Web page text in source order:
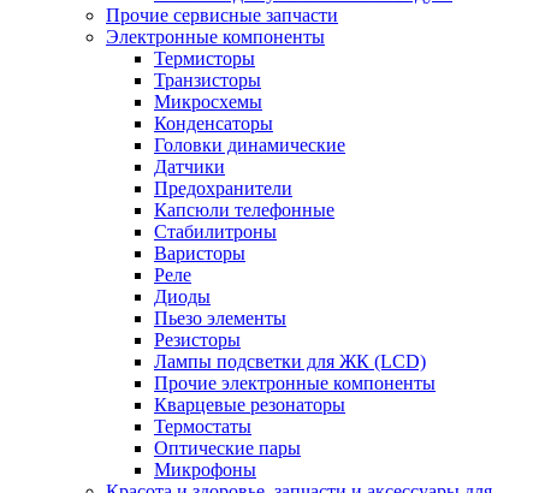
Прочие сервисные запчасти
Электронные компоненты
Термисторы
Транзисторы
Микросхемы
Конденсаторы
Головки динамические
Датчики
Предохранители
Капсюли телефонные
Стабилитроны
Варисторы
Реле
Диоды
Пьезо элементы
Резисторы
Лампы подсветки для ЖК (LCD)
Прочие электронные компоненты
Кварцевые резонаторы
Термостаты
Оптические пары
Микрофоны